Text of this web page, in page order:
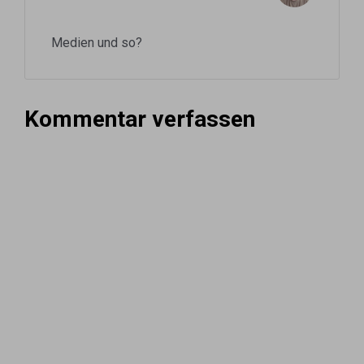
Medien und so?
Kommentar verfassen